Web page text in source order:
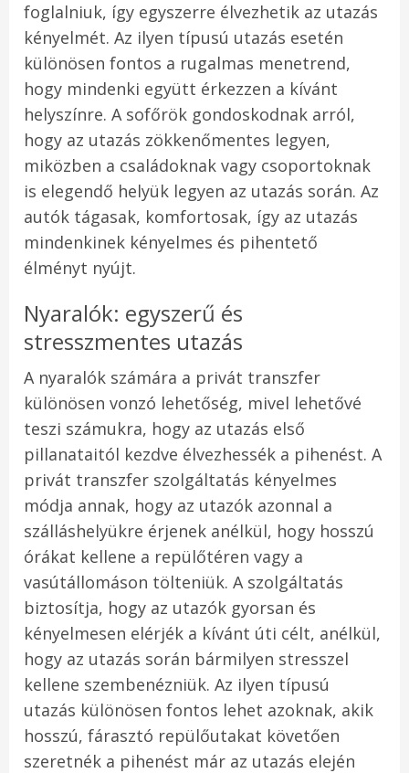
foglalniuk, így egyszerre élvezhetik az utazás
kényelmét. Az ilyen típusú utazás esetén
különösen fontos a rugalmas menetrend,
hogy mindenki együtt érkezzen a kívánt
helyszínre. A sofőrök gondoskodnak arról,
hogy az utazás zökkenőmentes legyen,
miközben a családoknak vagy csoportoknak
is elegendő helyük legyen az utazás során. Az
autók tágasak, komfortosak, így az utazás
mindenkinek kényelmes és pihentető
élményt nyújt.
Nyaralók: egyszerű és
stresszmentes utazás
A nyaralók számára a privát transzfer
különösen vonzó lehetőség, mivel lehetővé
teszi számukra, hogy az utazás első
pillanataitól kezdve élvezhessék a pihenést. A
privát transzfer szolgáltatás kényelmes
módja annak, hogy az utazók azonnal a
szálláshelyükre érjenek anélkül, hogy hosszú
órákat kellene a repülőtéren vagy a
vasútállomáson tölteniük. A szolgáltatás
biztosítja, hogy az utazók gyorsan és
kényelmesen elérjék a kívánt úti célt, anélkül,
hogy az utazás során bármilyen stresszel
kellene szembenézniük. Az ilyen típusú
utazás különösen fontos lehet azoknak, akik
hosszú, fárasztó repülőutakat követően
szeretnék a pihenést már az utazás elején